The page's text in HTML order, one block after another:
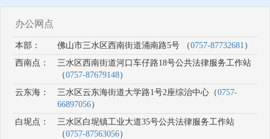
办公网点
本部： 佛山市三水区西南街道涌南路5号 （0757-87732681 ）
西南点：
三水区西南街道河口车仔路18号公共法律服务工作站
（0757-87679148）
云东海：
三水区云东海街道大学路1号2座综治中心（0757-
66897056）
白坭点：
三水区白坭镇工业大道35号公共法律服务工作站
（0757-87563056）